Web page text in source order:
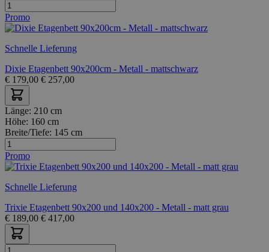
Promo
Schnelle Lieferung
Dixie Etagenbett 90x200cm - Metall - mattschwarz
€ 179,00 € 257,00
Länge: 210 cm
Höhe: 160 cm
Breite/Tiefe: 145 cm
Promo
Schnelle Lieferung
Trixie Etagenbett 90x200 und 140x200 - Metall - matt grau
€ 189,00 € 417,00